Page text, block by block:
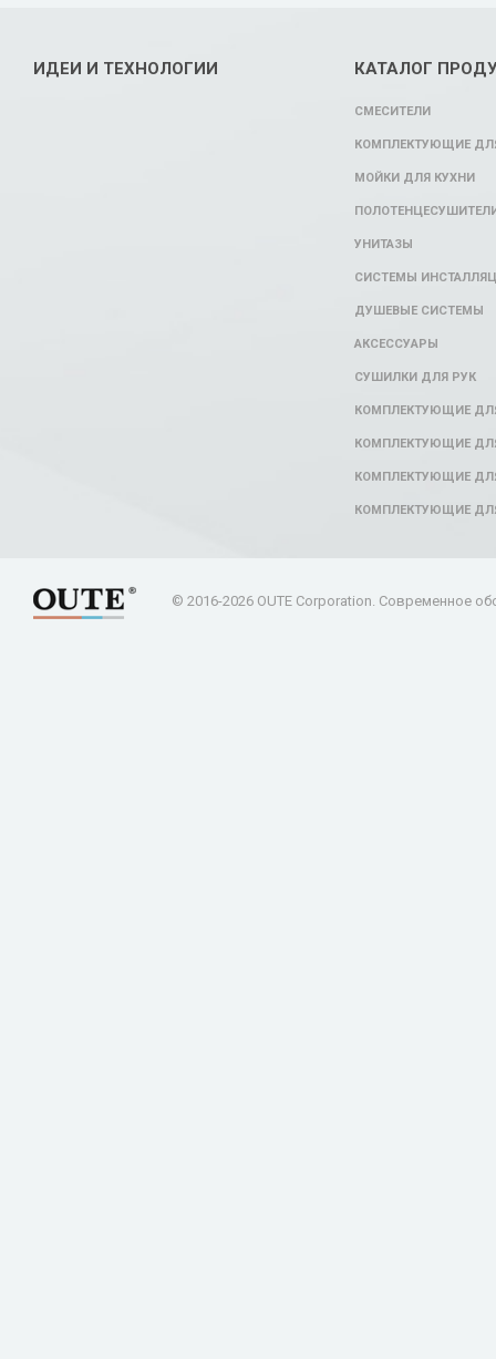
ИДЕИ И ТЕХНОЛОГИИ КАТАЛОГ
СМЕСИТЕЛИ
КОМПЛЕКТУЮЩИЕ
МОЙКИ ДЛЯ КУХНИ
УНИТАЗЫ
СИСТЕМЫ
ДУШЕВЫЕ СИСТЕМЫ
АКСЕССУАРЫ
СУШИЛКИ ДЛЯ РУК
КОМПЛЕКТУЮЩИЕ
КОМПЛЕКТУЮЩИЕ
КОМПЛЕКТУЮЩИЕ
КОМПЛЕКТУЮЩИЕ
© 2016-2026 OUTE Corporation. Современное